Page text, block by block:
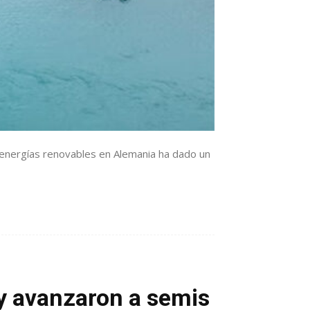
renovables en Alemania ha dado un
avanzaron a semis